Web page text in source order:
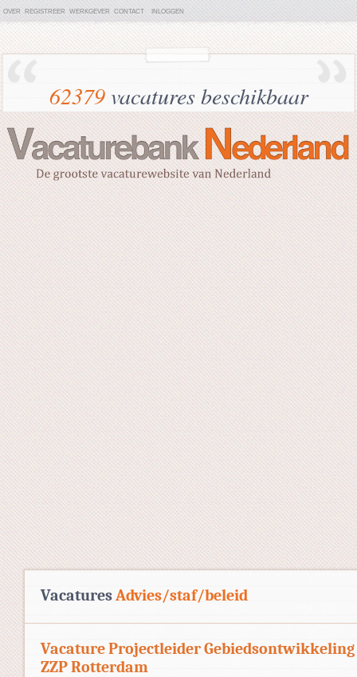
OVER REGISTREER WERKGEVER CONTACT INLOGGEN
62379vacatures beschikbaar
VacaturesAdvies/staf/beleid
Vacature Projectleider Gebiedsontwikkeling
ZZP Rotterdam